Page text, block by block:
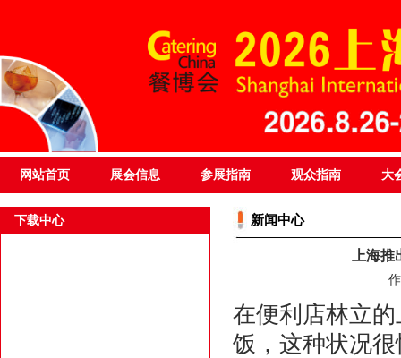
网站首页 展会信息 参展指南 观众指南 大
下载中心 新闻中心
上海
在便利店林立
饭，这种状况